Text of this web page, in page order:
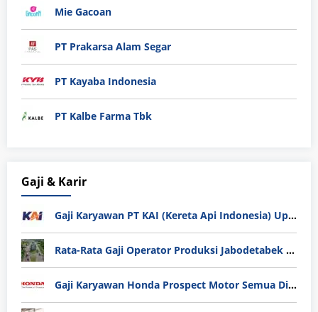
Mie Gacoan
PT Prakarsa Alam Segar
PT Kayaba Indonesia
PT Kalbe Farma Tbk
Gaji & Karir
Gaji Karyawan PT KAI (Kereta Api Indonesia) Update 2025
Rata-Rata Gaji Operator Produksi Jabodetabek 2025: Bedah Tuntas UMK, Lemburan, dan Realita Hidup Buruh
Gaji Karyawan Honda Prospect Motor Semua Divisi